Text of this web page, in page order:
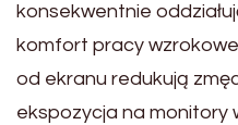
konsekwentnie
komfort pracy
od ekranu redukują
ekspozycja na monitory